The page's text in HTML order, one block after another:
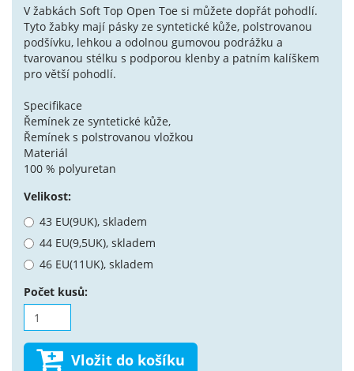
V žabkách Soft Top Open Toe si můžete dopřát pohodlí.
Tyto žabky mají pásky ze syntetické kůže, polstrovanou
podšívku, lehkou a odolnou gumovou podrážku a
tvarovanou stélku s podporou klenby a patním kalíškem
pro větší pohodlí.
Specifikace
Řemínek ze syntetické kůže,
Řemínek s polstrovanou vložkou
Materiál
100 % polyuretan
Velikost:
43 EU(9UK), skladem
44 EU(9,5UK), skladem
46 EU(11UK), skladem
Počet kusů:
Vložit do košíku